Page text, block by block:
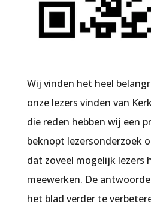
Wij vinden het heel
onze lezers vinden van
die reden hebben wij een
beknopt lezersonderzoek
dat zoveel mogelijk lezers
meewerken. De
het blad verder te